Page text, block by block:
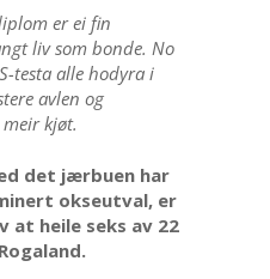
er ei fin
liv som bonde. No
testa alle hodyra i
avlen og
kjøt.
det jærbuen har
okseutval, er
at heile seks av 22